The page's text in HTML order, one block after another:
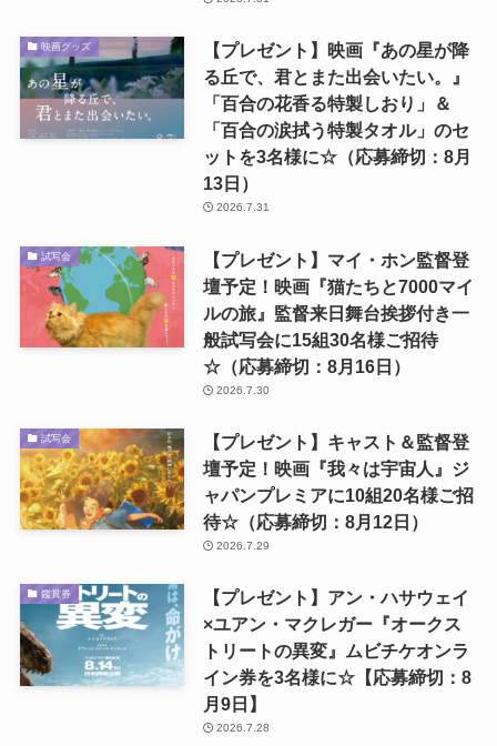
映画グッズ
【プレゼント】映画『あの星が降
る丘で、君とまた出会いたい。』
「百合の花香る特製しおり」＆
「百合の涙拭う特製タオル」のセ
ットを3名様に☆（応募締切：8月
13日）
2026.7.31
試写会
【プレゼント】マイ・ホン監督登
壇予定！映画『猫たちと7000マイ
ルの旅』監督来日舞台挨拶付き一
般試写会に15組30名様ご招待
☆（応募締切：8月16日）
2026.7.30
試写会
【プレゼント】キャスト＆監督登
壇予定！映画『我々は宇宙人』ジ
ャパンプレミアに10組20名様ご招
待☆（応募締切：8月12日）
2026.7.29
鑑賞券
【プレゼント】アン・ハサウェイ
×ユアン・マクレガー『オークス
トリートの異変』ムビチケオンラ
イン券を3名様に☆【応募締切：8
月9日】
2026.7.28